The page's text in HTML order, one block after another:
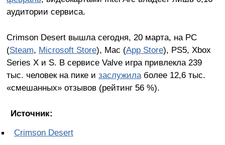
аудитории сервиса.
Crimson Desert вышла сегодня, 20 марта, на PC
(Steam, Microsoft Store), Mac (App Store), PS5, Xbox
Series X и S. В сервисе Valve игра привлекла 239
тыс. человек на пике и заслужилаболее 12,6 тыс.
«смешанных» отзывов (рейтинг 56 %).
Источник:
Crimson Desert